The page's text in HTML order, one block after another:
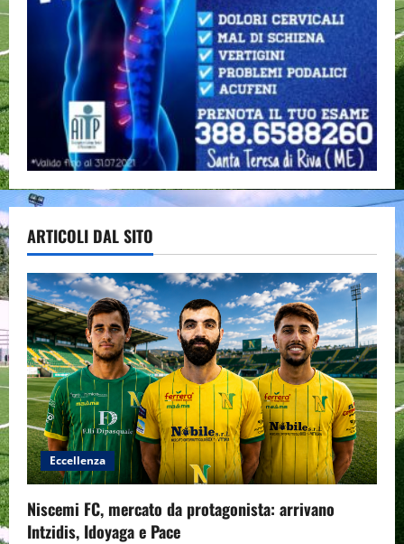
ARTICOLI DAL SITO
Eccellenza
Niscemi FC, mercato da protagonista: arrivano
Intzidis, Idoyaga e Pace